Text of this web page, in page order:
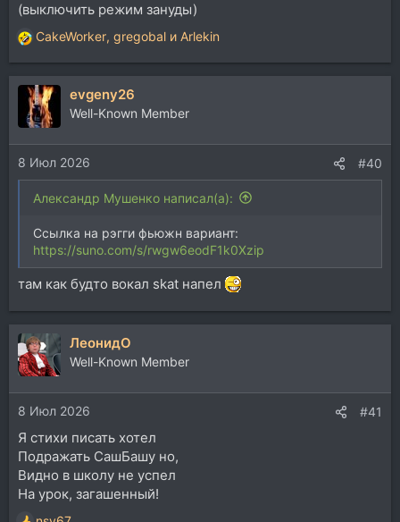
(выключить режим зануды)
Р
е
а
и
и
:
CakeWorker, gregobal и Arlekin
evgeny26
Well-Known Member
8 Июл 2026 #40
Александр Мушенко написал(а):
Ссылка на рэгги фьюжн вариант:
https://suno.com/s/rwgw6eodF1k0Xzip
там как будто вокал skat напел
ЛеонидО
Well-Known Member
8 Июл 2026 #41
Я стихи писать хотел
Подражать СашБашу но,
Видно в школу не успел
На урок, загашенный!